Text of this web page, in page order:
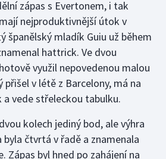
zápas s Evertonem, i tak
nejproduktivnější útok v
španělský mladík Guiu už během
hattrick. Ve dvou
využil nepovedenou malou
v létě z Barcelony, má na
vede střeleckou tabulku.
kolech jediný bod, ale výhra
byla čtvrtá v řadě a znamenala
Zápas byl hned po zahájení na